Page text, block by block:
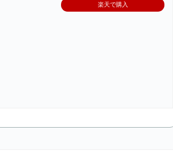
楽天で購入